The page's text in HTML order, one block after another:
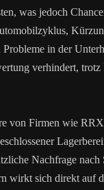
was jedoch
Probleme in der
verhindert, trotz
von Firmen wie
Nachfrage nach
wirkt sich direkt auf